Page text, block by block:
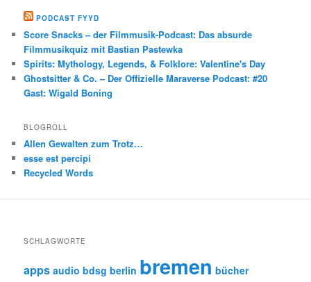
PODCAST FYYD
Score Snacks – der Filmmusik-Podcast: Das absurde
Filmmusikquiz mit Bastian Pastewka
Spirits: Mythology, Legends, & Folklore: Valentine's Day
Ghostsitter & Co. – Der Offizielle Maraverse Podcast: #20
Gast: Wigald Boning
BLOGROLL
Allen Gewalten zum Trotz…
esse est percipi
Recycled Words
SCHLAGWORTE
apps audio bdsg berlin bremen bücher